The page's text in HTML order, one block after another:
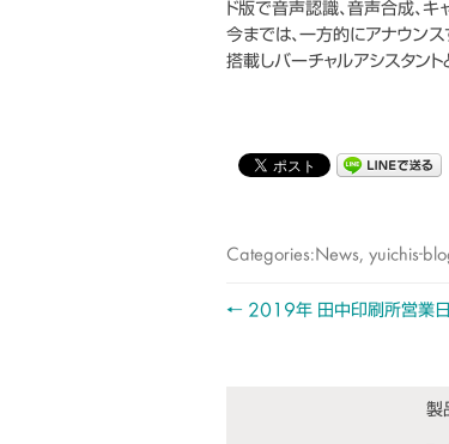
ド版で音声認識、音声合成、
今までは、一方的にアナウン
搭載しバーチャルアシスタント
Categories: News, yuichis-
← 2019年 田中印刷所営業